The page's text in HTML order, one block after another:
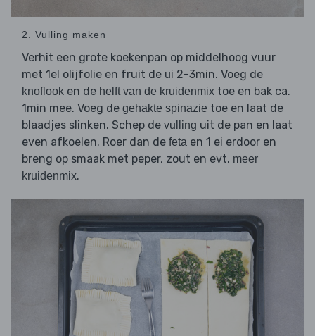
2. Vulling maken
Verhit een grote koekenpan op middelhoog vuur
met 1el olijfolie en fruit de ui 2-3min. Voeg de
knoflook en de helft van de kruidenmix toe en bak ca.
1min mee. Voeg de gehakte spinazie toe en laat de
blaadjes slinken. Schep de vulling uit de pan en laat
even afkoelen. Roer dan de feta en 1 ei erdoor en
breng op smaak met peper, zout en evt. meer
kruidenmix.